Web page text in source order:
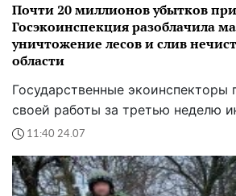
Почти 20 миллионов убытков
Госэкоинспекция разоблачила
уничтожение лесов и слив
области
Государственные экоинспекторы
своей работы за третью неделю
11:40 24.07